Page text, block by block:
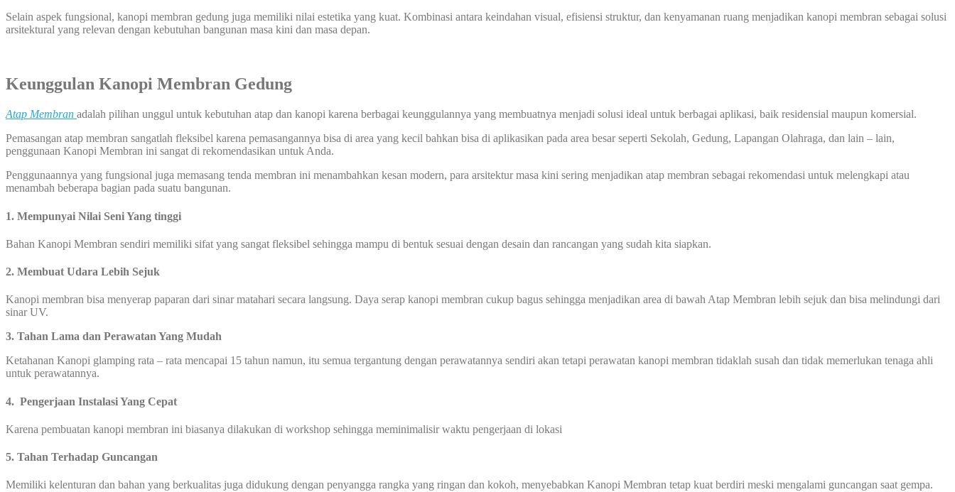
Selain aspek fungsional, kanopi membran gedung juga memiliki nilai estetika yang kuat. Kombinasi antara keindahan visual, efisiensi struktur, dan kenyamanan ruang menjadikan kanopi membran sebagai solusi
arsitektural yang relevan dengan kebutuhan bangunan masa kini dan masa depan.
Keunggulan Kanopi Membran Gedung
Atap Membran adalah pilihan unggul untuk kebutuhan atap dan kanopi karena berbagai keunggulannya yang membuatnya menjadi solusi ideal untuk berbagai aplikasi, baik residensial maupun komersial.
Pemasangan atap membran sangatlah fleksibel karena pemasangannya bisa di area yang kecil bahkan bisa di aplikasikan pada area besar seperti Sekolah, Gedung, Lapangan Olahraga, dan lain – lain,
penggunaan Kanopi Membran ini sangat di rekomendasikan untuk Anda.
Penggunaannya yang fungsional juga memasang tenda membran ini menambahkan kesan modern, para arsitektur masa kini sering menjadikan atap membran sebagai rekomendasi untuk melengkapi atau
menambah beberapa bagian pada suatu bangunan.
1. Mempunyai Nilai Seni Yang tinggi
Bahan Kanopi Membran sendiri memiliki sifat yang sangat fleksibel sehingga mampu di bentuk sesuai dengan desain dan rancangan yang sudah kita siapkan.
2. Membuat Udara Lebih Sejuk
Kanopi membran bisa menyerap paparan dari sinar matahari secara langsung. Daya serap kanopi membran cukup bagus sehingga menjadikan area di bawah Atap Membran lebih sejuk dan bisa melindungi dari
sinar UV.
3. Tahan Lama dan Perawatan Yang Mudah
Ketahanan Kanopi glamping rata – rata mencapai 15 tahun namun, itu semua tergantung dengan perawatannya sendiri akan tetapi perawatan kanopi membran tidaklah susah dan tidak memerlukan tenaga ahli
untuk perawatannya.
4. Pengerjaan Instalasi Yang Cepat
Karena pembuatan kanopi membran ini biasanya dilakukan di workshop sehingga meminimalisir waktu pengerjaan di lokasi
5. Tahan Terhadap Guncangan
Memiliki kelenturan dan bahan yang berkualitas juga didukung dengan penyangga rangka yang ringan dan kokoh, menyebabkan Kanopi Membran tetap kuat berdiri meski mengalami guncangan saat gempa.